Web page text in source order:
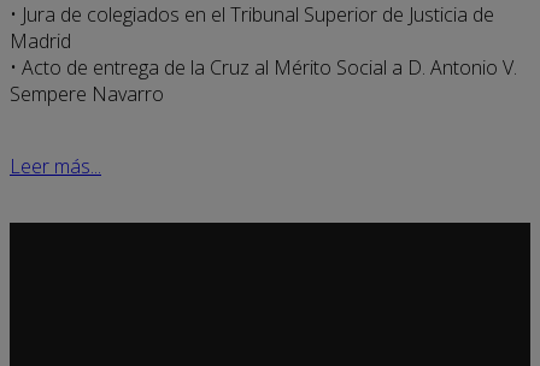
• Jura de colegiados en el Tribunal Superior de Justicia de
Madrid
• Acto de entrega de la Cruz al Mérito Social a D. Antonio V.
Sempere Navarro
Leer más...